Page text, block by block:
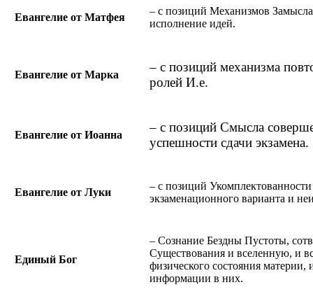
Евангелие от Матфея
– с позиций Механизмов
исполнение идей.
Евангелие от Марка
– с позиций механизма
ролей И.е.
Евангелие от Иоанна
– с позиций Смысла
успешности сдачи экзамена.
Евангелие от Луки
– с позиций
экзаменационного варианта и
Единый Бог
– Сознание Бездны Пустоты,
Существования и вселенную, и
физического состояния
информации в них.